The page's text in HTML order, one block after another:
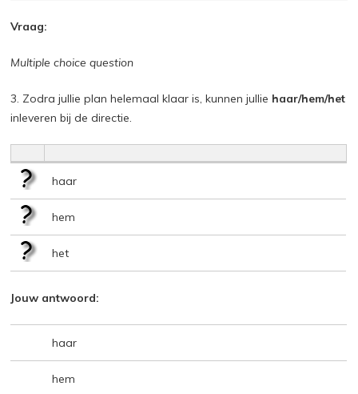
Vraag:
Multiple choice question
3. Zodra jullie plan helemaal klaar is, kunnen jullie haar/hem/het
inleveren bij de directie.
haar
hem
het
Jouw antwoord:
haar
hem